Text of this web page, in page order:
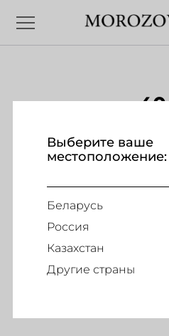
ПОДПИШИТЕСЬ НА
Выберите ваше
местоположение:
Беларусь
Россия
Казахстан
Другие страны